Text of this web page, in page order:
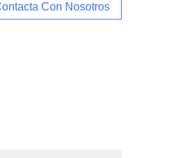
Con Nosotros